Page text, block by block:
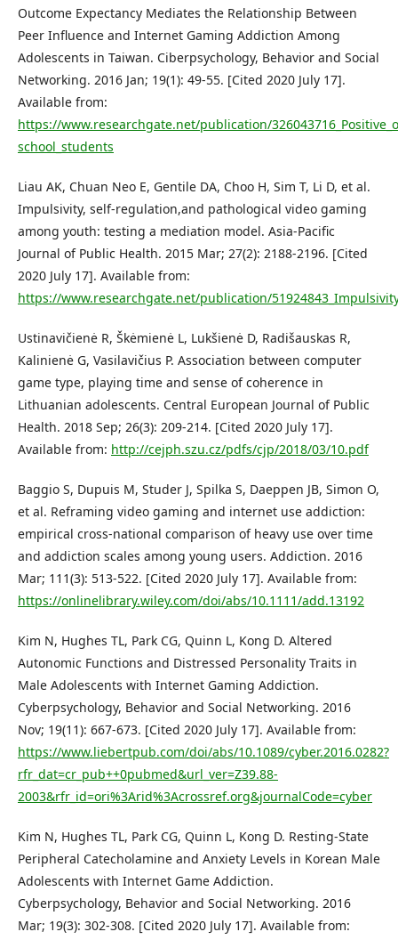
Outcome Expectancy Mediates the Relationship Between
Peer Influence and Internet Gaming Addiction Among
Adolescents in Taiwan. Ciberpsychology, Behavior and Social
Networking. 2016 Jan; 19(1): 49-55. [Cited 2020 July 17].
Available from:
https://www.researchgate.net/publication/
school_students
Liau AK, Chuan Neo E, Gentile DA, Choo H, Sim T, Li D, et al.
Impulsivity, self-regulation,and pathological video gaming
among youth: testing a mediation model. Asia-Pacific
Journal of Public Health. 2015 Mar; 27(2): 2188-2196. [Cited
2020 July 17]. Available from:
https://www.researchgate.net/publication/
Ustinavičienė R, Škėmienė L, Lukšienė D, Radišauskas R,
Kalinienė G, Vasilavičius P. Association between computer
game type, playing time and sense of coherence in
Lithuanian adolescents. Central European Journal of Public
Health. 2018 Sep; 26(3): 209-214. [Cited 2020 July 17].
Available from: http://cejph.szu.cz/pdfs/cjp/2018/03/10.pdf
Baggio S, Dupuis M, Studer J, Spilka S, Daeppen JB, Simon O,
et al. Reframing video gaming and internet use addiction:
empirical cross-national comparison of heavy use over time
and addiction scales among young users. Addiction. 2016
Mar; 111(3): 513-522. [Cited 2020 July 17]. Available from:
https://onlinelibrary.wiley.com/doi/abs/10.1111/add.13192
Kim N, Hughes TL, Park CG, Quinn L, Kong D. Altered
Autonomic Functions and Distressed Personality Traits in
Male Adolescents with Internet Gaming Addiction.
Cyberpsychology, Behavior and Social Networking. 2016
Nov; 19(11): 667-673. [Cited 2020 July 17]. Available from:
https://www.liebertpub.com/doi/abs/10.1089/cyber.2016.0282?
rfr_dat=cr_pub++0pubmed&url_ver=Z39.88-
2003&rfr_id=ori%3Arid%3Acrossref.org&journalCode=cyber
Kim N, Hughes TL, Park CG, Quinn L, Kong D. Resting-State
Peripheral Catecholamine and Anxiety Levels in Korean Male
Adolescents with Internet Game Addiction.
Cyberpsychology, Behavior and Social Networking. 2016
Mar; 19(3): 302-308. [Cited 2020 July 17]. Available from: